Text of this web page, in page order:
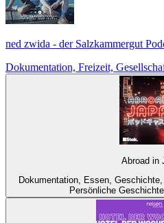
ned zwida - der Salzkammergut
Dokumentation, Freizeit,
Abroad in
Dokumentation, Essen,
Persönliche